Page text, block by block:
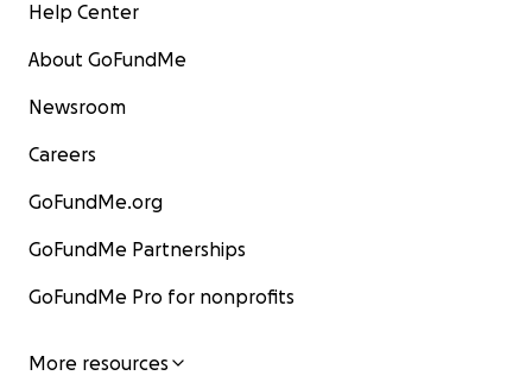
Help Center
About GoFundMe
Newsroom
Careers
GoFundMe.org
GoFundMe Partnerships
GoFundMe Pro for nonprofits
More resources